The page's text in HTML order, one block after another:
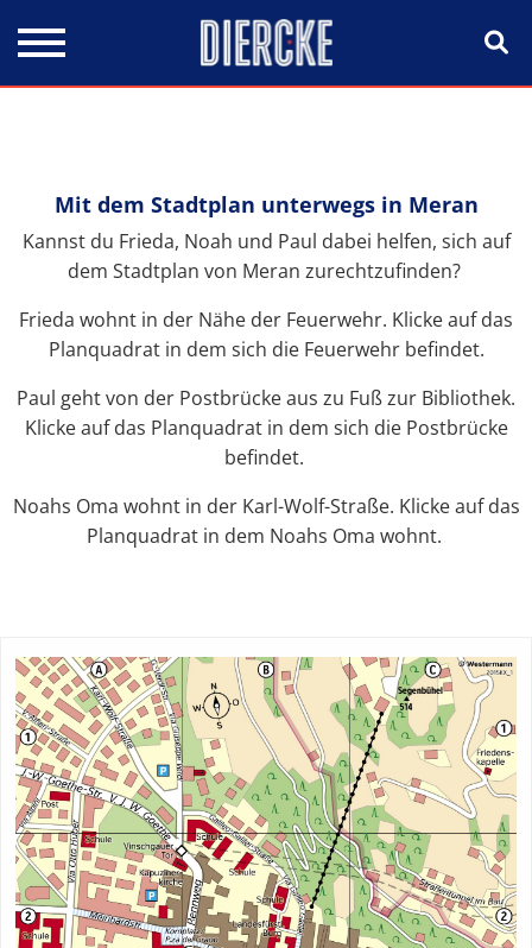
Mit dem Stadtplan unterwegs in Meran
Kannst du Frieda, Noah und Paul dabei helfen, sich auf
dem Stadtplan von Meran zurechtzufinden?
Frieda wohnt in der Nähe der Feuerwehr. Klicke auf das
Planquadrat in dem sich die Feuerwehr befindet.
Paul geht von der Postbrücke aus zu Fuß zur Bibliothek.
Klicke auf das Planquadrat in dem sich die Postbrücke
befindet.
Noahs Oma wohnt in der Karl-Wolf-Straße. Klicke auf das
Planquadrat in dem Noahs Oma wohnt.